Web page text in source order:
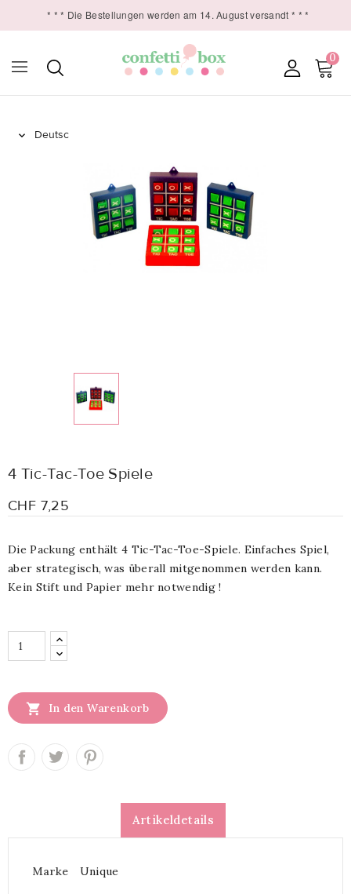
* * * Die Bestellungen werden am 14. August versandt * * *
0

4 Tic-Tac-Toe Spiele
CHF 7,25
Die Packung enthält 4 Tic-Tac-Toe-Spiele. Einfaches Spiel,
aber strategisch, was überall mitgenommen werden kann.
Kein Stift und Papier mehr notwendig !
 In den Warenkorb
Artikeldetails
Marke Unique